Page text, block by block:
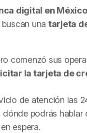
digital en México
una tarjeta
comenzó sus
la tarjeta de
de atención las
dónde podrás
espera.